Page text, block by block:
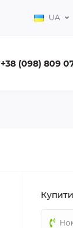
UA
+38 (098) 809